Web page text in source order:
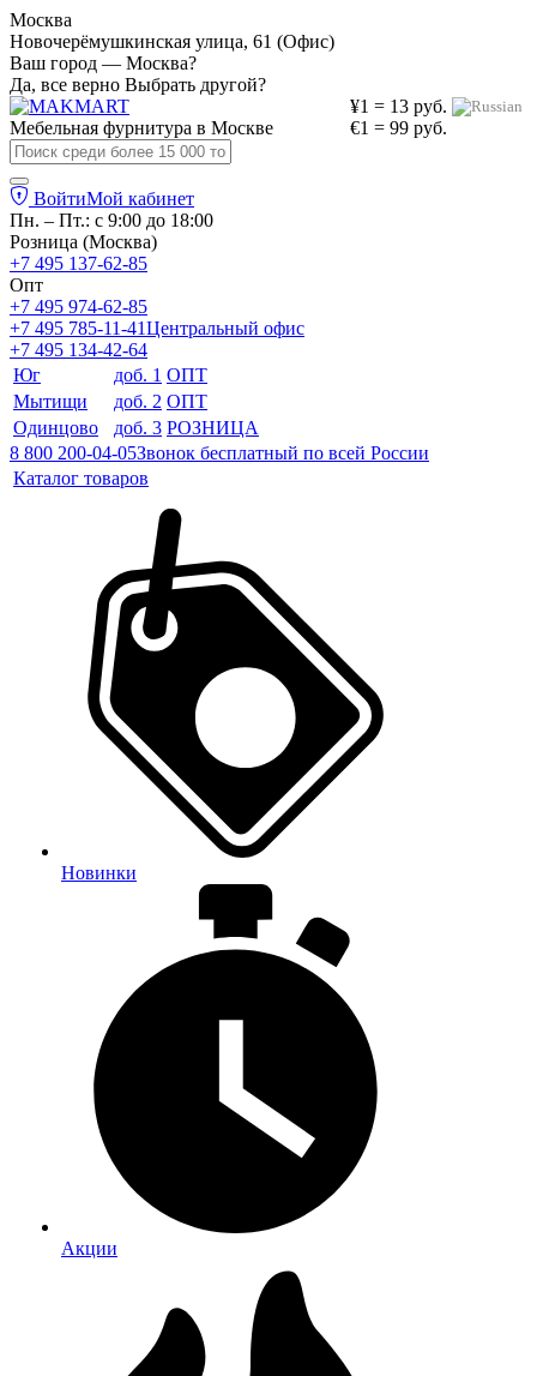
Москва
Новочерёмушкинская улица, 61 (Офис)
Ваш город — Москва?
Да, все верно Выбрать другой?
¥1 = 13 руб.
€1 = 99 руб.
Мебельная фурнитура в Москве
ВойтиМой кабинет
Пн. – Пт.: с 9:00 до 18:00
Розница (Москва)
+7 495 137-62-85
Опт
+7 495 974-62-85
+7 495 785-11-41Центральный офис
+7 495 134-42-64
Юг
доб. 1 ОПТ
Мытищи
доб. 2 ОПТ
Одинцово
доб. 3 РОЗНИЦА
8 800 200-04-05Звонок бесплатный по всей России
Каталог товаров
Новинки
Акции